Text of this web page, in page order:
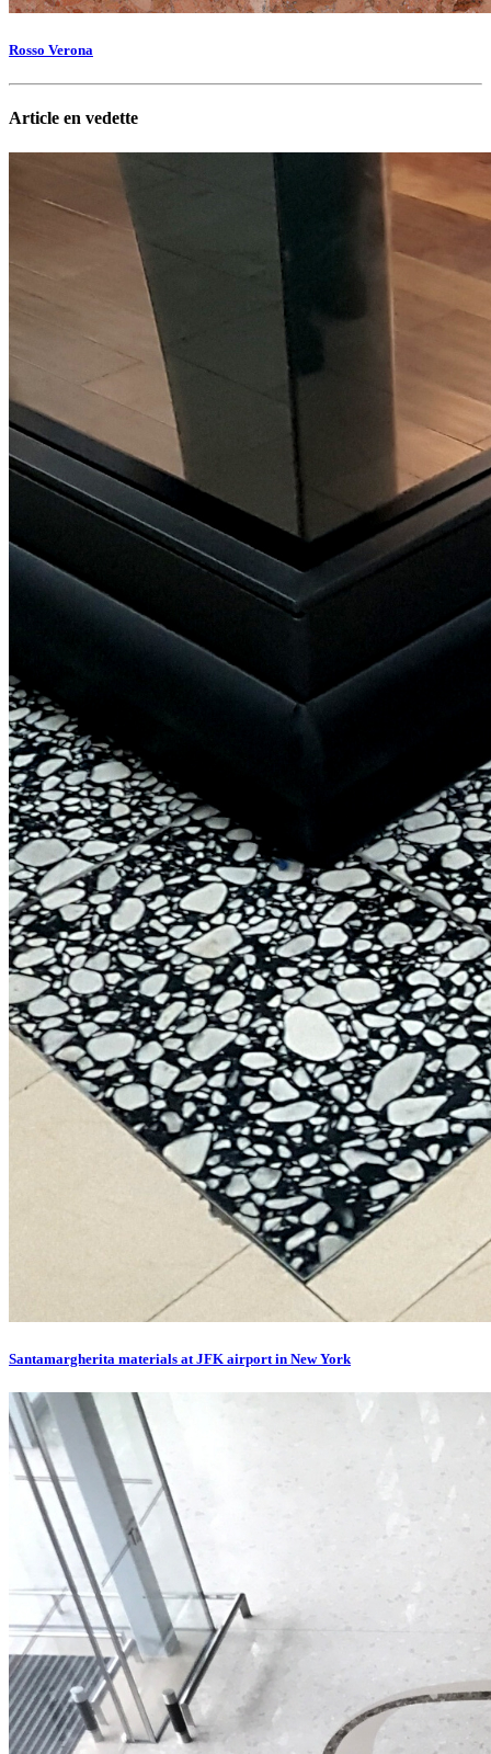
Rosso Verona
Article en vedette
Santamargherita materials at JFK airport in New York